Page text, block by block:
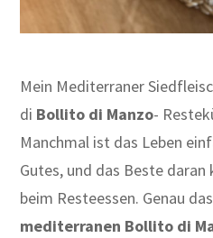
Mein Mediterraner
di Bollito di Manzo-
Manchmal ist das Leben
Gutes, und das Beste
beim Resteessen. Genau
mediterranen Bollito di